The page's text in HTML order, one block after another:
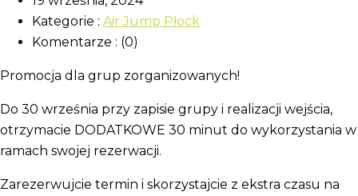
Kategorie : Air Jump Płock
Komentarze : (0)
Promocja dla grup zorganizowanych!
Do 30 września przy zapisie grupy i realizacji wejścia,
otrzymacie DODATKOWE 30 minut do wykorzystania w
ramach swojej rezerwacji.
Zarezerwujcie termin i skorzystajcie z ekstra czasu na